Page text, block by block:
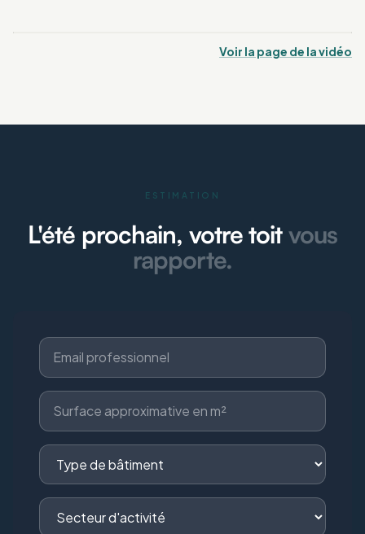
Voir la page de la vidéo
ESTIMATION
L'été prochain, votre toitvous
rapporte.